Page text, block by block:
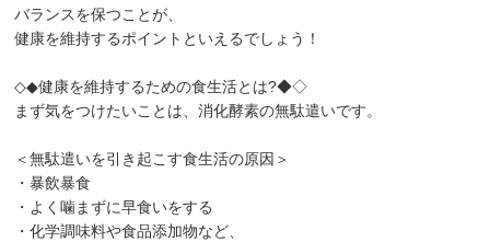
バランスを保つことが、
健康を維持するポイントといえるでしょう！
◇◆健康を維持するための食生活とは?◆◇
まず気をつけたいことは、消化酵素の無駄遣いです。
＜無駄遣いを引き起こす食生活の原因＞
・暴飲暴食
・よく噛まずに早食いをする
・化学調味料や食品添加物など、